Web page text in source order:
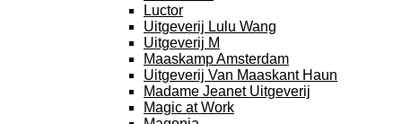
Luctor
Uitgeverij Lulu Wang
Uitgeverij M
Maaskamp Amsterdam
Uitgeverij Van Maaskant Haun
Madame Jeanet Uitgeverij
Magic at Work